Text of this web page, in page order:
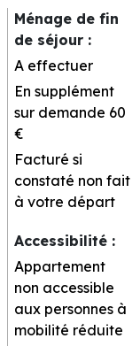
Ménage de fin
de séjour :
A effectuer
En supplément
sur demande 60
€
Facturé si
constaté non fait
à votre départ
Accessibilité :
Appartement
non accessible
aux personnes à
mobilité réduite